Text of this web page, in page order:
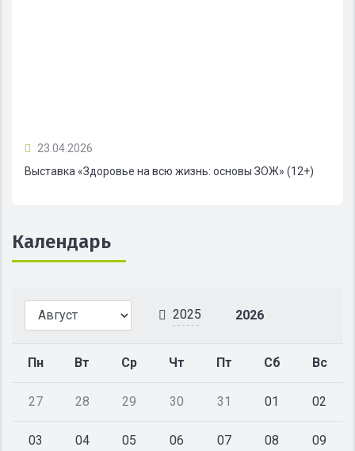
23.04.2026
Выставка «Здоровье на всю жизнь: основы ЗОЖ» (12+)
Календарь
2025 2026
Пн Вт Ср Чт Пт Сб Вс
27 28 29 30 31 01 02
03 04 05 06 07 08 09